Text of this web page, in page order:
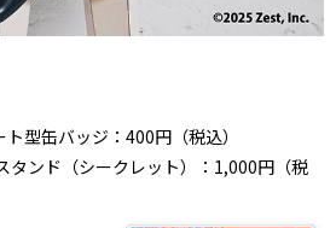
ト型缶バッジ：400円（税込）
タンド（シークレット）：1,000円（税